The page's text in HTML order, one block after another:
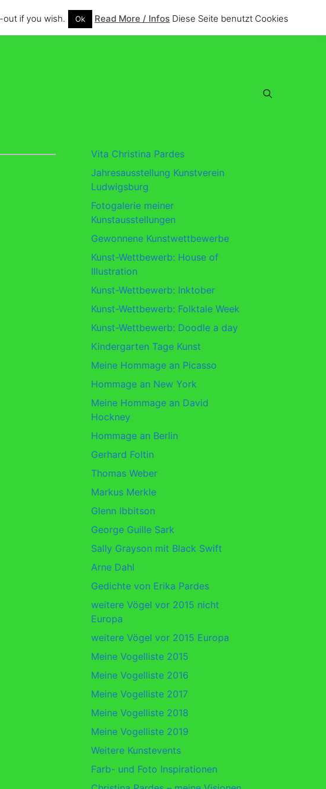
Vita Christina Pardes
Jahresausstellung Kunstverein
Ludwigsburg
Fotogalerie meiner
Kunstausstellungen
Gewonnene Kunstwettbewerbe
Kunst-Wettbewerb: House of
Illustration
Kunst-Wettbewerb: Inktober
Kunst-Wettbewerb: Folktale Week
Kunst-Wettbewerb: Doodle a day
Kindergarten Tage Kunst
Meine Hommage an Picasso
Hommage an New York
Meine Hommage an David
Hockney
Hommage an Berlin
Gerhard Foltin
Thomas Weber
Markus Merkle
Glenn Ibbitson
George Guille Sark
Sally Grayson mit Black Swift
Arne Dahl
Gedichte von Erika Pardes
weitere Vögel vor 2015 nicht
Europa
weitere Vögel vor 2015 Europa
Meine Vogelliste 2015
Meine Vogelliste 2016
Meine Vogelliste 2017
Meine Vogelliste 2018
Meine Vogelliste 2019
Weitere Kunstevents
Farb- und Foto Inspirationen
out if you wish. Ok Read More / Infos Diese Seite benutzt Cookies